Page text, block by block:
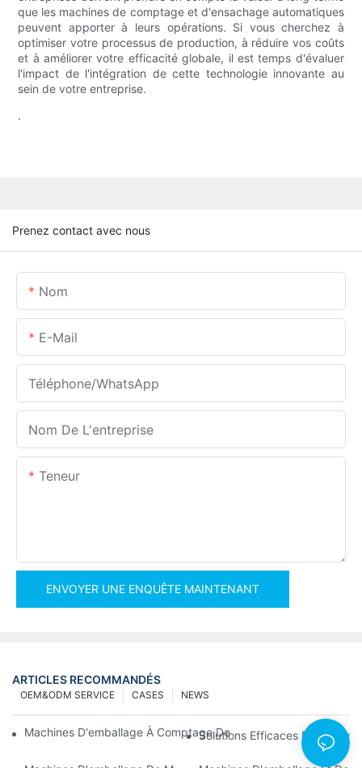
que les machines de comptage et d'ensachage automatiques
peuvent apporter à leurs opérations. Si vous cherchez à
optimiser votre processus de production, à réduire vos coûts
et à améliorer votre efficacité globale, il est temps d'évaluer
l'impact de l'intégration de cette technologie innovante au
sein de votre entreprise.
.
Prenez contact avec nous
Nom
E-Mail
Téléphone/WhatsApp
Nom De L'entreprise
Teneur
ENVOYER UNE ENQUÊTE MAINTENANT
ARTICLES RECOMMANDÉS
NEWS
CASES
OEM&ODM SERVICE
Machines D'emballage À Comptage De Vis Pour Des Résultats
Solutions Efficaces Pour